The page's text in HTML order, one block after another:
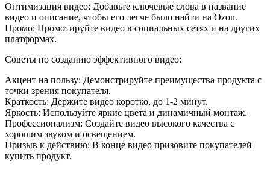
Оптимизация видео: Добавьте ключевые слова в название
видео и описание, чтобы его легче было найти на Ozon.
Промо: Промотируйте видео в социальных сетях и на других
платформах.
Советы по созданию эффективного видео:
Акцент на пользу: Демонстрируйте преимущества продукта с
точки зрения покупателя.
Краткость: Держите видео коротко, до 1-2 минут.
Яркость: Используйте яркие цвета и динамичный монтаж.
Профессионализм: Создайте видео высокого качества с
хорошим звуком и освещением.
Призыв к действию: В конце видео призовите покупателей
купить продукт.